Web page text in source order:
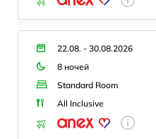
22.08. - 30.08.2026
8 ночей
Standard Room
All Inclusive